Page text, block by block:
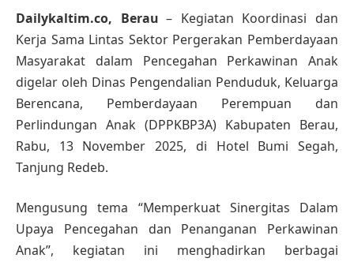
Dailykaltim.co, Berau– Kegiatan Koordinasi dan
Kerja Sama Lintas Sektor Pergerakan Pemberdayaan
Masyarakat dalam Pencegahan Perkawinan Anak
digelar oleh Dinas Pengendalian Penduduk, Keluarga
Berencana, Pemberdayaan Perempuan dan
Perlindungan Anak (DPPKBP3A) Kabupaten Berau,
Rabu, 13 November 2025, di Hotel Bumi Segah,
Tanjung Redeb.
Mengusung tema “Memperkuat Sinergitas Dalam
Upaya Pencegahan dan Penanganan Perkawinan
Anak”, kegiatan ini menghadirkan berbagai